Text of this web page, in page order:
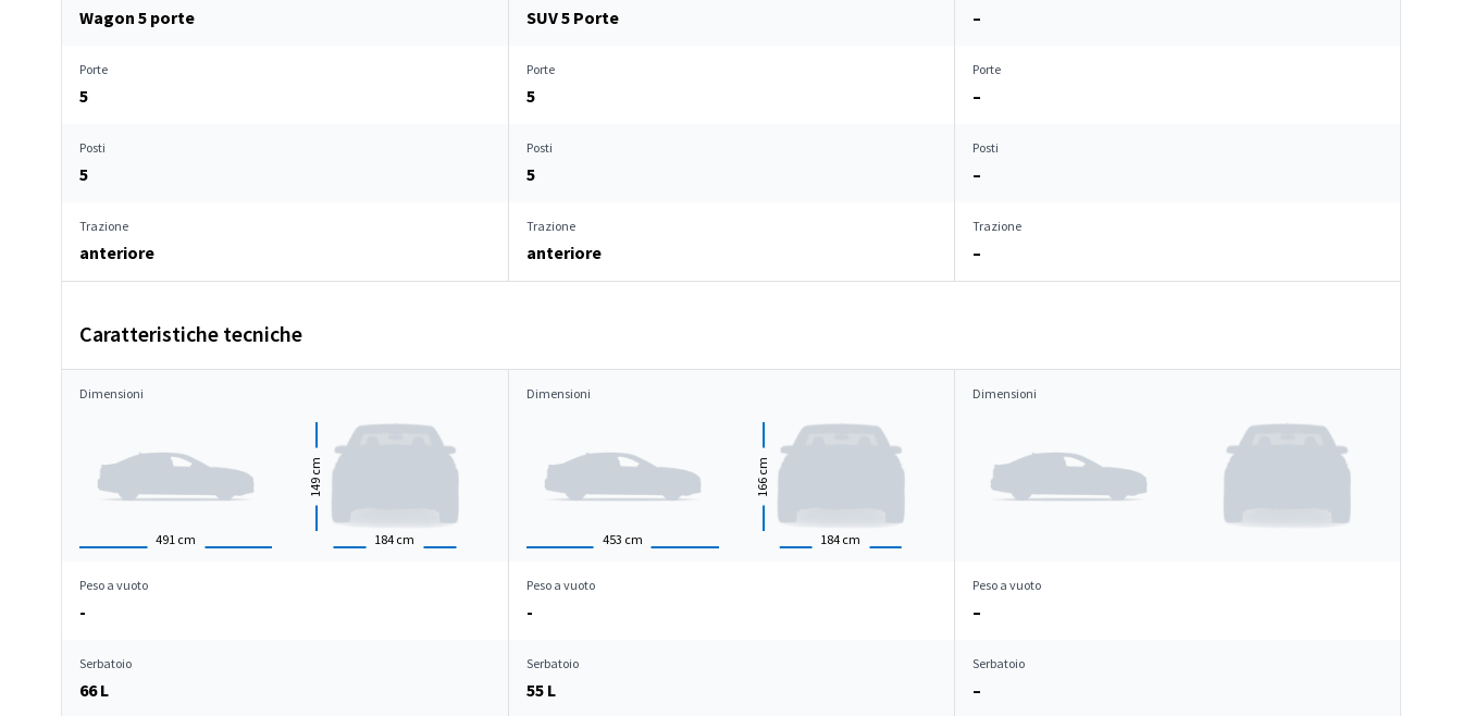
Wagon 5 porte SUV 5 Porte –
Porte
5
Porte
5
Porte
–
Posti
5
Posti
5
Posti
–
Trazione
anteriore
Trazione
anteriore
Trazione
–
Caratteristiche tecniche
Dimensioni
491 cm 184 cm
149
cm
Dimensioni
453 cm 184 cm
166
cm
Dimensioni
Peso a vuoto
-
Peso a vuoto
-
Peso a vuoto
–
Serbatoio
66 L
Serbatoio
55 L
Serbatoio
–